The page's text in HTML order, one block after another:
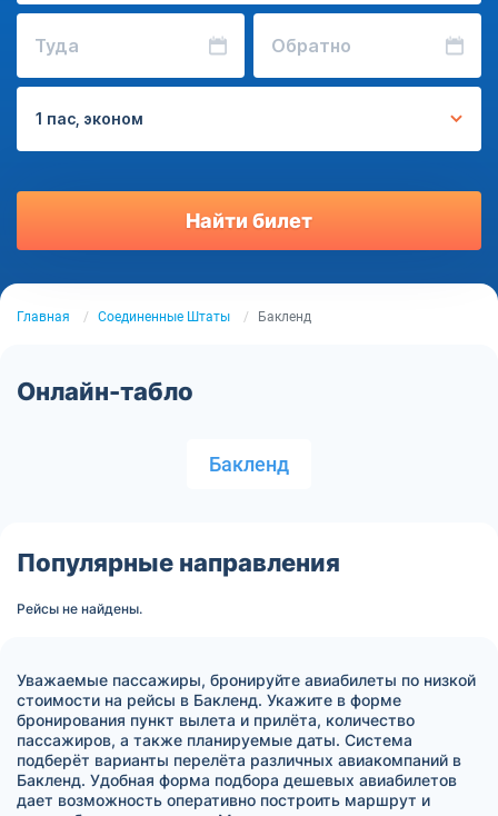
Туда Обратно
1 пас, эконом
Найти билет
Главная Соединенные Штаты Бакленд
Онлайн-табло
Бакленд
Популярные направления
Рейсы не найдены.
Уважаемые пассажиры, бронируйте авиабилеты по низкой
стоимости на рейсы в Бакленд. Укажите в форме
бронирования пункт вылета и прилёта, количество
пассажиров, а также планируемые даты. Система
подберёт варианты перелёта различных авиакомпаний в
Бакленд. Удобная форма подбора дешевых авиабилетов
дает возможность оперативно построить маршрут и